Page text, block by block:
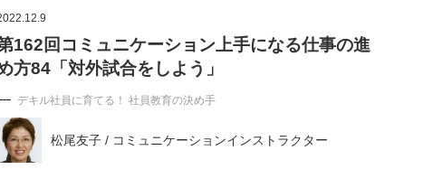
っとい
業に」
2026.08.5
スピーチ」ネタ帳（2026年8月5
2026.08.5
げる経営」の極意
スタジオジャパンの成功要因と
ージ戦略(77)
業のブランド戦略(39)
最新動向(204)
前に、決めておきたい、知っておきたい、やってお
(12)
のための資産管理講座(95)
析(153)
ョートル・F・グジバチの『経営戦略の新常識』(12)
導者たる者かくあるべし(635)
礼・会議での「社長の３分間スピーチ」ネタ帳(159)
木建の「経営知になる考え方」(57)
もあなたにお願いしたいと思われる「一流の仕事術」(28)
北村森の「今月のヒット商品」(109)
次の売れ筋をつかむ術(102)
社長のメシの種 4.0(206)
強い決算書の会社はココが違う！(36)
損益分岐点を下げる、Ｐ／Ｌ不況時代の新戦略(12)
決算書の“見える化”術(12)
賢い社長の「経理財務の見どころ・勘どころ・ツ
賃金決定の定石(68)
顧客・社員・社会から支持される「ウェ
門」(23)
大久保一彦の“流行る”お店の仕組
柿内幸夫─社長のための現場改善
クレーム対応 実践マ
クレーム対応の新知識
デキル社員に育てる
東川鷹年の「中小企業
業績アップにつながる
欧米資産家に学ぶ二世
先人の名句名
渡部昇一の「
経営に活かす“
162回コミュニケーション上手になる仕事の進
方84「対外試合をしよう」
デキル社員に育てる！ 社員教育の決め手
松尾友子 / コミュニケーションインストラクター